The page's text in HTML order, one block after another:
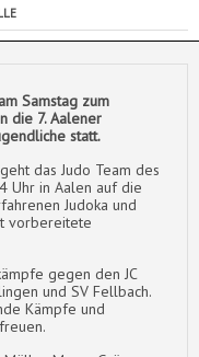
Samstag zum
die 7. Aalener
statt.
das Judo Team des
Uhr in Aalen auf die
Judoka und
vorbereitete
gegen den JC
und SV Fellbach.
Kämpfe und